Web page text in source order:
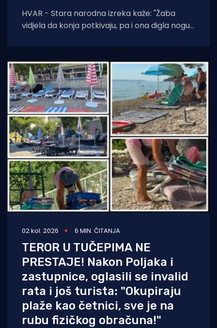
HVAR - Stara narodna izreka kaže: "Žaba
vidjela da konja potkivaju, pa i ona digla nogu."
02 kol. 2026 6 MIN. ČITANJA
TEROR U TUČEPIMA NE
PRESTAJE! Nakon Poljaka i
zastupnice, oglasili se invalid
rata i još turista: "Okupiraju
plaže kao četnici, sve je na
rubu fizičkog obračuna!"